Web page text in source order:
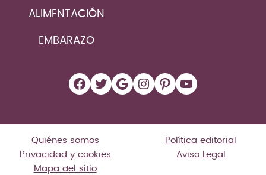
ALIMENTACIÓN
EMBARAZO
Facebook
Twitter
Google
Instagram
Pinterest
YouTube
Quiénes somos
Política editorial
Privacidad y cookies
Aviso Legal
Mapa del sitio